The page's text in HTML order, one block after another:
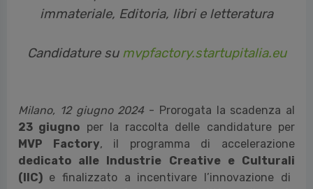
immateriale, Editoria, libri e letteratura
Candidature su mvpfactory.startupitalia.eu
Milano, 12 giugno 2024 - Prorogata la scadenza al
23 giugno per la raccolta delle candidature per
MVP Factory, il programma di accelerazione
dedicato alle Industrie Creative e Culturali
(IIC) e finalizzato a incentivare l’innovazione di